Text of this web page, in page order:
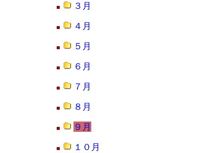
３月
４月
５月
６月
７月
８月
９月
１０月